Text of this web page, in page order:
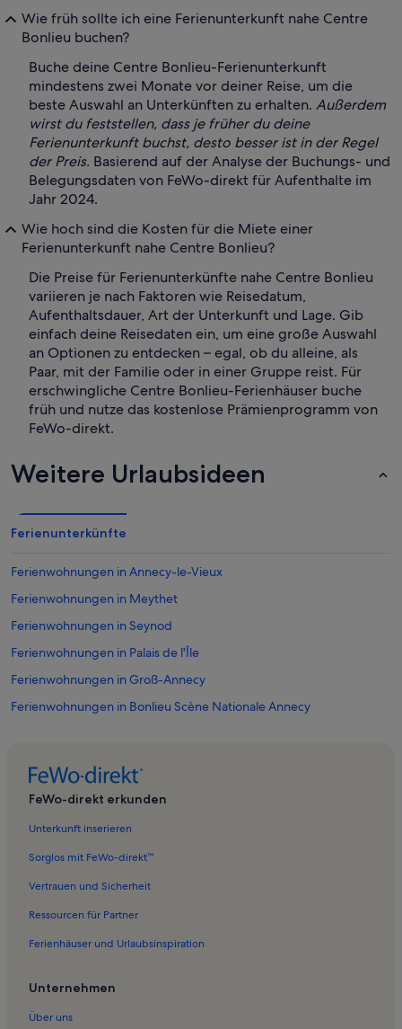
Wie früh sollte ich eine Ferienunterkunft nahe Centre
Bonlieu buchen?
Buche deine Centre Bonlieu-Ferienunterkunft
mindestens zwei Monate vor deiner Reise, um die
beste Auswahl an Unterkünften zu erhalten. Außerdem
wirst du feststellen, dass je früher du deine
Ferienunterkunft buchst, desto besser ist in der Regel
der Preis. Basierend auf der Analyse der Buchungs- und
Belegungsdaten von FeWo-direkt für Aufenthalte im
Jahr 2024.
Wie hoch sind die Kosten für die Miete einer
Ferienunterkunft nahe Centre Bonlieu?
Die Preise für Ferienunterkünfte nahe Centre Bonlieu
variieren je nach Faktoren wie Reisedatum,
Aufenthaltsdauer, Art der Unterkunft und Lage. Gib
einfach deine Reisedaten ein, um eine große Auswahl
an Optionen zu entdecken – egal, ob du alleine, als
Paar, mit der Familie oder in einer Gruppe reist. Für
erschwingliche Centre Bonlieu-Ferienhäuser buche
früh und nutze das kostenlose Prämienprogramm von
FeWo-direkt.
Weitere Urlaubsideen
Ferienunterkünfte
Ferienwohnungen in Annecy-le-Vieux
Ferienwohnungen in Meythet
Ferienwohnungen in Seynod
Ferienwohnungen in Palais de l'Île
Ferienwohnungen in Groß-Annecy
Ferienwohnungen in Bonlieu Scène Nationale Annecy
Ferienwohnungen in Kirche Notre-Dame-de-Liesse
Ferienwohnungen in Prison d'Annecy
Ferienwohnungen in Einkaufszentrum Courier
Ferienwohnungen in Strand der Marquisats
FeWo-direkt erkunden
Unterkunft inserieren
Sorglos mit FeWo-direkt™
Vertrauen und Sicherheit
Ressourcen für Partner
Ferienhäuser und Urlaubsinspiration
Unternehmen
Über uns